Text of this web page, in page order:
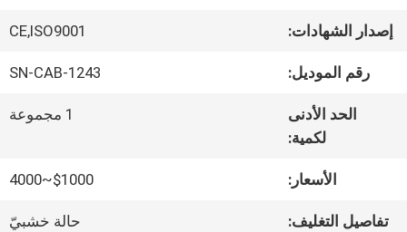
معلومات
المعمل
إصدار الشهادات: CE,ISO9001
رقم الموديل: SN-CAB-1243
الحد الأدنى
لكمية:
1 مجموعة
الأسعار: $1000~4000
تفاصيل التغليف: حالة خشبيّ